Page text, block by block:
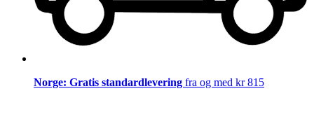
Norge: Gratis standardlevering fra og med kr 815